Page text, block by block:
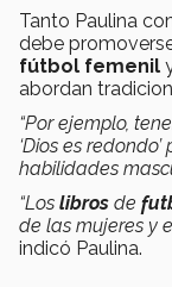
Tanto Paulina
debe
fútbol femenil
abordan
“Por ejemplo,
‘Dios es
habilidades
“Los libros de
de las mujeres y
indicó Paulina.